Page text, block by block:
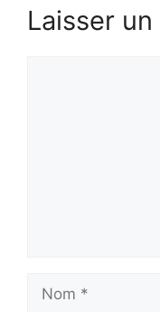
Laisser